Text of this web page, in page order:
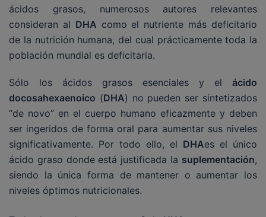
ácidos grasos, numerosos autores relevantes
consideran al DHA como el nutriente más deficitario
de la nutrición humana, del cual prácticamente toda la
población mundial es deficitaria.
Sólo los ácidos grasos esenciales y el ácido
docosahexaenoico (DHA) no pueden ser sintetizados
“de novo” en el cuerpo humano eficazmente y deben
ser ingeridos de forma oral para aumentar sus niveles
significativamente. Por todo ello, el DHAes el único
ácido graso donde está justificada la suplementación,
siendo la única forma de mantener o aumentar los
niveles óptimos nutricionales.